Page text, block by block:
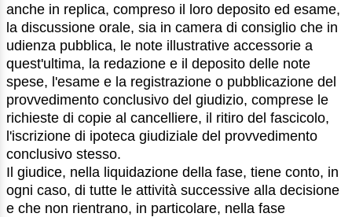
anche in replica, compreso il loro deposito ed esame,
la discussione orale, sia in camera di consiglio che in
udienza pubblica, le note illustrative accessorie a
quest'ultima, la redazione e il deposito delle note
spese, l'esame e la registrazione o pubblicazione del
provvedimento conclusivo del giudizio, comprese le
richieste di copie al cancelliere, il ritiro del fascicolo,
l'iscrizione di ipoteca giudiziale del provvedimento
conclusivo stesso.
Il giudice, nella liquidazione della fase, tiene conto, in
ogni caso, di tutte le attività successive alla decisione
e che non rientrano, in particolare, nella fase